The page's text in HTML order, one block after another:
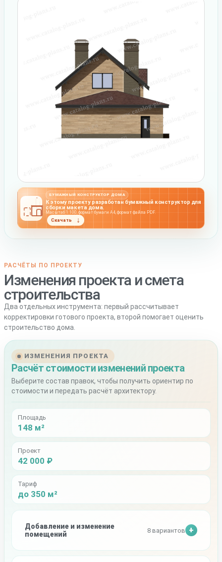
БУМАЖНЫЙ КОНСТРУКТОР ДОМА
К этому проекту разработан бумажный конструктор для
сборки макета дома.
Масштаб 1:100, формат бумаги А4, формат файла PDF.
Скачать
РАСЧЁТЫ ПО ПРОЕКТУ
Изменения проекта и смета
строительства
Два отдельных инструмента: первый рассчитывает
корректировки готового проекта, второй помогает оценить
строительство дома.
ИЗМЕНЕНИЯ ПРОЕКТА
Расчёт стоимости изменений проекта
Выберите состав правок, чтобы получить ориентир по
стоимости и передать расчёт архитектору.
Площадь
148 м²
Проект
42 000 ₽
Тариф
до 350 м²
Добавление и изменение
помещений
8 вариантов